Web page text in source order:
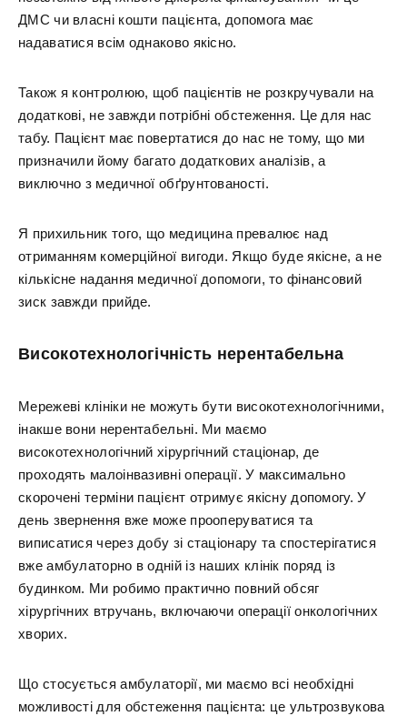
ДМС чи власні кошти пацієнта, допомога має
надаватися всім однаково якісно.
Також я контролюю, щоб пацієнтів не розкручували на
додаткові, не завжди потрібні обстеження. Це для нас
табу. Пацієнт має повертатися до нас не тому, що ми
призначили йому багато додаткових аналізів, а
виключно з медичної обґрунтованості.
Я прихильник того, що медицина превалює над
отриманням комерційної вигоди. Якщо буде якісне, а не
кількісне надання медичної допомоги, то фінансовий
зиск завжди прийде.
Високотехнологічність нерентабельна
Мережеві клініки не можуть бути високотехнологічними,
інакше вони нерентабельні. Ми маємо
високотехнологічний хірургічний стаціонар, де
проходять малоінвазивні операції. У максимально
скорочені терміни пацієнт отримує якісну допомогу. У
день звернення вже може прооперуватися та
виписатися через добу зі стаціонару та спостерігатися
вже амбулаторно в одній із наших клінік поряд із
будинком. Ми робимо практично повний обсяг
хірургічних втручань, включаючи операції онкологічних
хворих.
Що стосується амбулаторії, ми маємо всі необхідні
можливості для обстеження пацієнта: це ультрозвукова